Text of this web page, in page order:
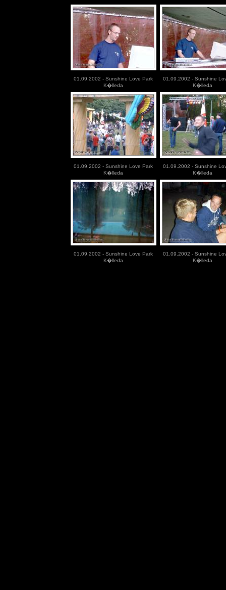
01.09.2002 - Sunshine Love Park
K�lleda
01.09.2002 - Sunshine
K�lleda
01.09.2002 - Sunshine Love Park
K�lleda
01.09.2002 - Sunshine
K�lleda
01.09.2002 - Sunshine Love Park
K�lleda
01.09.2002 - Sunshine
K�lleda